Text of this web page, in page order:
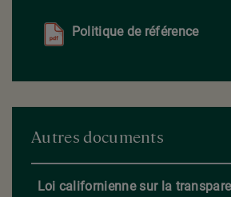
Politique de référence
Autres documents
Loi californienne sur la